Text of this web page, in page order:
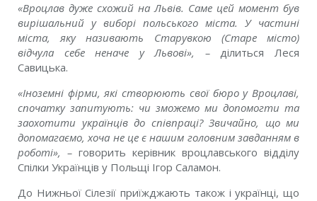
«Вроцлав дуже схожий на Львів. Саме цей момент був
вирішальний у виборі польського міста. У частині
міста, яку називають Старувкою (Старе місто)
відчула себе неначе у Львові», –ділиться Леся
Савицька.
«Іноземні фірми, які створюють свої бюро у Вроцлаві,
спочатку запитують: чи зможемо ми допомогти та
заохотити українців до співпраці? Звичайно, що ми
допомагаємо, хоча не це є нашим головним завданням в
роботі», – говорить керівник вроцлавського відділу
Спілки Українців у Польщі Ігор Саламон.
До Нижньої Сілезії приїжджають також і українці, що